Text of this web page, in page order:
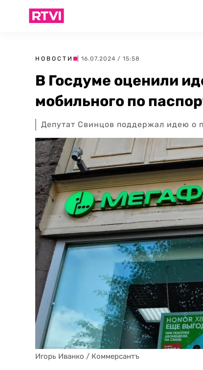
НОВОСТИ | 16.07.2024 / 15:58
В Госдуме оценили
мобильного по
Депутат Свинцов поддержал идею о
Игорь Иванко / Коммерсантъ